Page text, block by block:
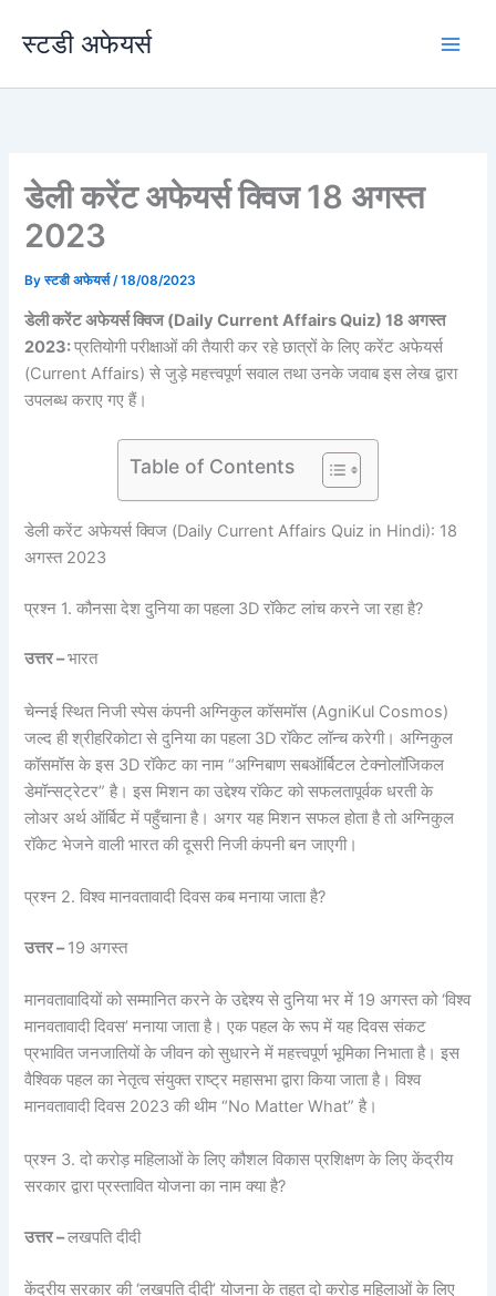
स्टडी अफेयर्स
डेली करेंट अफेयर्स क्विज 18 अगस्त
2023
Byस्टडी अफेयर्स/18/08/2023
डेली करेंट अफेयर्स क्विज (Daily Current Affairs Quiz) 18 अगस्त
2023:प्रतियोगी परीक्षाओं की तैयारी कर रहे छात्रों के लिए करेंट अफेयर्स
(Current Affairs) से जुड़े महत्त्वपूर्ण सवाल तथा उनके जवाब इस लेख द्वारा
उपलब्ध कराए गए हैं।
Table of Contents
डेली करेंट अफेयर्स क्विज (Daily Current Affairs Quiz in Hindi): 18
अगस्त 2023
प्रश्न 1. कौनसा देश दुनिया का पहला 3D रॉकेट लांच करने जा रहा है?
उत्तर –भारत
चेन्नई स्थित निजी स्पेस कंपनी अग्निकुल कॉसमॉस (AgniKul Cosmos)
जल्द ही श्रीहरिकोटा से दुनिया का पहला 3D रॉकेट लॉन्च करेगी। अग्निकुल
कॉसमॉस के इस 3D रॉकेट का नाम “अग्निबाण सबऑर्बिटल टेक्नोलॉजिकल
डेमॉन्सट्रेटर” है। इस मिशन का उद्देश्य रॉकेट को सफलतापूर्वक धरती के
लोअर अर्थ ऑर्बिट में पहुँचाना है। अगर यह मिशन सफल होता है तो अग्निकुल
रॉकेट भेजने वाली भारत की दूसरी निजी कंपनी बन जाएगी।
प्रश्न 2. विश्व मानवतावादी दिवस कब मनाया जाता है?
उत्तर –19 अगस्त
मानवतावादियों को सम्मानित करने के उद्देश्य से दुनिया भर में 19 अगस्त को ‘विश्व
मानवतावादी दिवस’ मनाया जाता है। एक पहल के रूप में यह दिवस संकट
प्रभावित जनजातियों के जीवन को सुधारने में महत्त्वपूर्ण भूमिका निभाता है। इस
वैश्विक पहल का नेतृत्व संयुक्त राष्ट्र महासभा द्वारा किया जाता है। विश्व
मानवतावादी दिवस 2023 की थीम “No Matter What” है।
प्रश्न 3. दो करोड़ महिलाओं के लिए कौशल विकास प्रशिक्षण के लिए केंद्रीय
सरकार द्वारा प्रस्तावित योजना का नाम क्या है?
उत्तर –लखपति दीदी
केंद्रीय सरकार की ‘लखपति दीदी’ योजना के तहत दो करोड़ महिलाओं के लिए